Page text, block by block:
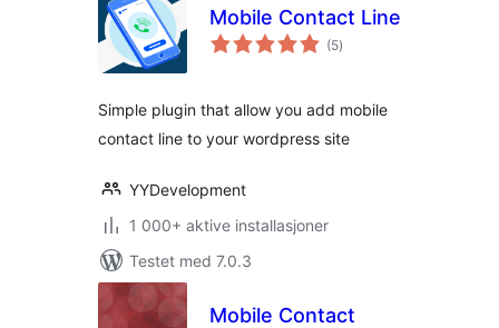
Mobile Contact Line
(5totale
vurderinger
)
Simple plugin that allow you add mobile
contact line to your wordpress site
YYDevelopment
1 000+ aktive installasjoner
Testet med 7.0.3
Mobile Contact